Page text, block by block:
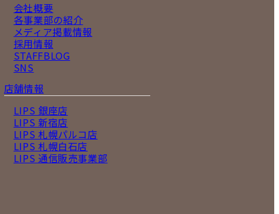
会社概要
各事業部の紹介
メディア掲載情報
採用情報
STAFFBLOG
SNS
店舗情報
LIPS 銀座店
LIPS 新宿店
LIPS 札幌パルコ店
LIPS 札幌白石店
LIPS 通信販売事業部